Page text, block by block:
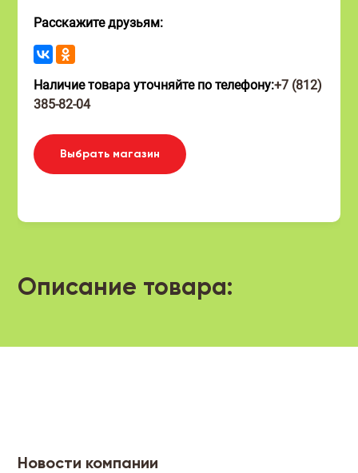
Расскажите друзьям:
Наличие товара уточняйте по телефону:+7 (812)
385-82-04
Выбрать магазин
Описание товара:
Новости компании